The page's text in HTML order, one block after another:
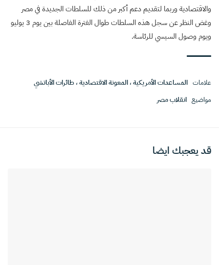
والاقتصادية وربما لتقديم دعم أكبر من ذلك للسلطات الجديدة في مصر
وغض النظر عن سجل هذه السلطات طوال الفترة الفاصلة بين يوم 3 يوليو
ويوم وصول السيسي للرئاسة.
علامات المساعدات الأمريكية،المعونة الاقتصادية، طائرات الأباتشي
مواضيع انقلاب مصر
قد يعجبك ايضا